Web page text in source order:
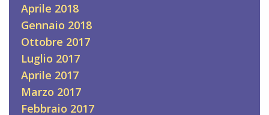
Aprile 2018
Gennaio 2018
Ottobre 2017
Luglio 2017
Aprile 2017
Marzo 2017
Febbraio 2017